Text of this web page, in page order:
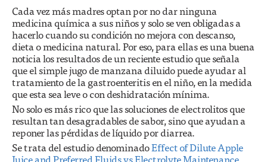
Cada vez más madres optan por no dar ninguna
medicina química a sus niños y solo se ven obligadas a
hacerlo cuando su condición no mejora con descanso,
dieta o medicina natural. Por eso, para ellas es una buena
noticia los resultados de un reciente estudio que señala
que el simple jugo de manzana diluido puede ayudar al
tratamiento de la gastroenteritis en el niño, en la medida
que esta sea leve o con deshidratación mínima.
No solo es más rico que las soluciones de electrolitos que
resultan tan desagradables de sabor, sino que ayudan a
reponer las pérdidas de líquido por diarrea.
Se trata del estudio denominadoEffect of Dilute Apple